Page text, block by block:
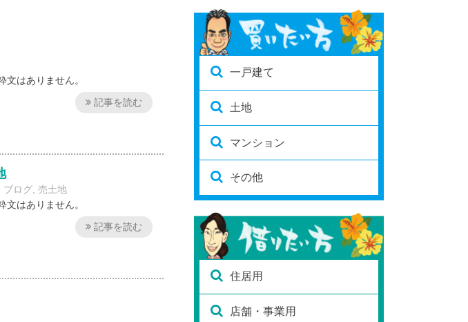
はありません。
記事を読む
ブログ, 売土地
はありません。
記事を読む
一戸建て
土地
マンション
その他
住居用
店舗・事業用